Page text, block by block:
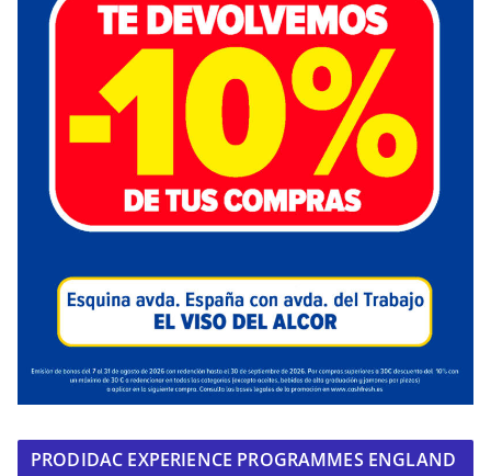
PRODIDAC EXPERIENCE PROGRAMMES ENGLAND